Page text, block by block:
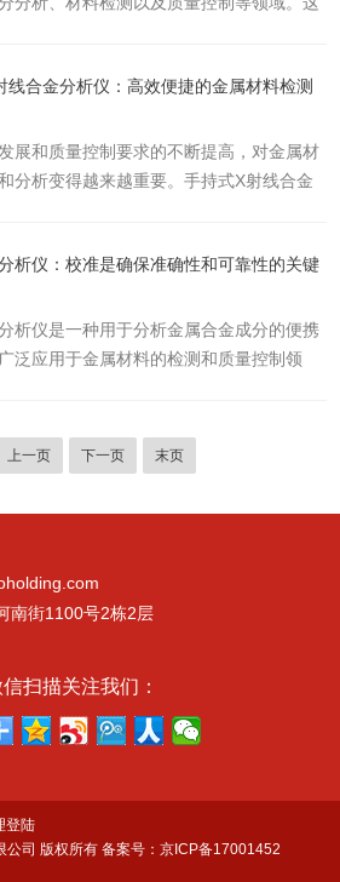
通过X射线荧光光谱（XRF）技术来分析
能够确定样品中各元素的类型和含量。在
度与...
然而，许多人对其辐射量和安全性存在疑
在长时间使用和频繁接触的情况下。本文
辐射量以及相关的安全性考虑。一、工作
金分析仪主要基于X射线荧光技术工作。
射线的波...
线合金分析仪：高效便捷的金属材料检测
展和质量控制要求的不断提高，对金属材
分析变得越来越重要。手持式X射线合金
其快速、非破坏性、无需样品制备的特
现代金属合金分析中的重要工具。一、工
式X射线合金分析仪基于X射线荧光
术工作。其基本原理是通过仪器发射高能
的能量和波长与...
析仪：校准是确保准确性和可靠性的关键
析仪是一种用于分析金属合金成分的便携
泛应用于金属材料的检测和质量控制领
性和可信度。首先，校准是保证手持合金
性的关键步骤。随着使用时间的增长以及
器的可靠性。在实际使用中，仪器可能会
素的影响，如温...
上一页 下一页 末页
南街1100号2栋2层
扫描关注我们：
登陆
公司 版权所有备案号：京ICP备17001452